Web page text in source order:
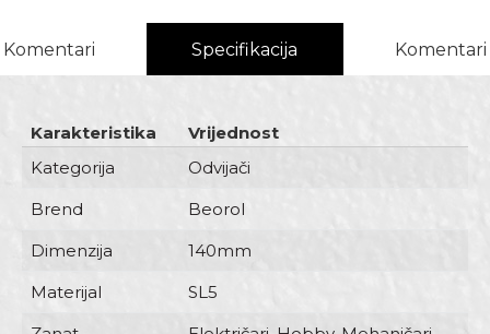
Komentari Specifikacija Komentari
Karakteristika
Vrijednost
Kategorija
Odvijači
Brend
Beorol
Dimenzija
140mm
Materijal
SL5